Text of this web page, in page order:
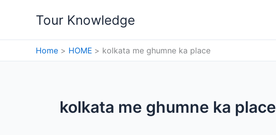
Tour Knowledge
Home HOME kolkata me ghumne ka place
kolkata me ghumne ka place